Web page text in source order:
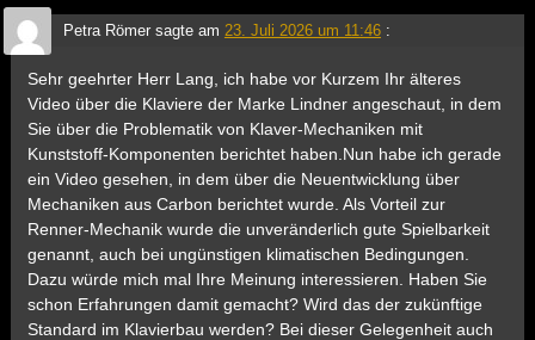
Petra Römersagte am 23. Juli 2026 um 11:46 :
Sehr geehrter Herr Lang, ich habe vor Kurzem Ihr älteres
Video über die Klaviere der Marke Lindner angeschaut, in dem
Sie über die Problematik von Klaver-Mechaniken mit
Kunststoff-Komponenten berichtet haben.Nun habe ich gerade
ein Video gesehen, in dem über die Neuentwicklung über
Mechaniken aus Carbon berichtet wurde. Als Vorteil zur
Renner-Mechanik wurde die unveränderlich gute Spielbarkeit
genannt, auch bei ungünstigen klimatischen Bedingungen.
Dazu würde mich mal Ihre Meinung interessieren. Haben Sie
schon Erfahrungen damit gemacht? Wird das der zukünftige
Standard im Klavierbau werden? Bei dieser Gelegenheit auch